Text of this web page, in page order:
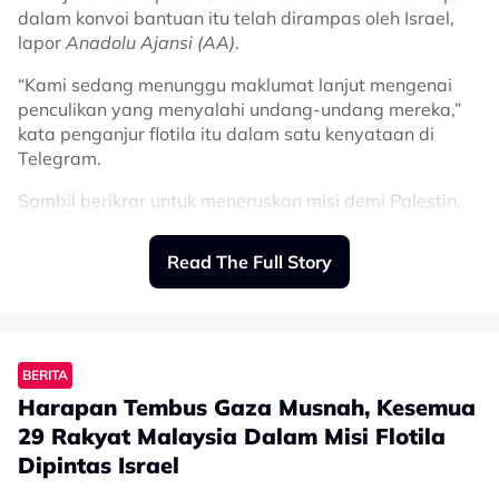
berbagai bahasa di kolum komen milik Paltrow.
Related Topics
#Gwyneth Paltrow #Israel #Herzliya
dalam konvoi bantuan itu telah dirampas oleh Israel,
lapor Anadolu Ajansi (AA).
“Kami sedang menunggu maklumat lanjut mengenai
penculikan yang menyalahi undang-undang mereka,”
kata penganjur flotila itu dalam satu kenyataan di
Telegram.
Sambil berikrar untuk meneruskan misi demi Palestin,
‘menuntut laluan selamat’.
“Hantar e-mel kepada menteri luar negara anda,”
Pasukan pengurusan krisis konvoi itu memaklumkan
bahawa tentera Israel telah merampas Lina Al-
Nabulsi, kapal terakhir yang masih berada dalam
flotila berkenaan.
Penganjur berkata tentera Israel telah memintas
Read The Full Story
BERITA
Harapan Tembus Gaza Musnah, Kesemua
29 Rakyat Malaysia Dalam Misi Flotila
Dipintas Israel